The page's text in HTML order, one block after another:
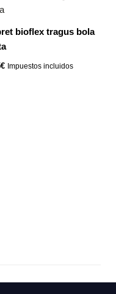
bioflex tragus bola
€ Impuestos incluidos